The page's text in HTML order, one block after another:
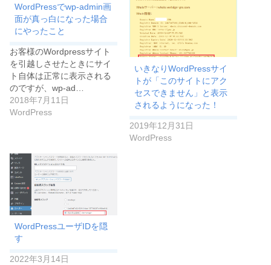
WordPressでwp-admin画
面が真っ白になった場合
にやったこと
お客様のWordpressサイト
を引越しさせたときにサイ
ト自体は正常に表示される
のですが、wp-ad…
2018年7月11日
WordPress
いきなりWordPressサイ
トが「このサイトにアク
セスできません」と表示
されるようになった！
2019年12月31日
WordPress
WordPressユーザIDを隠
す
2022年3月14日